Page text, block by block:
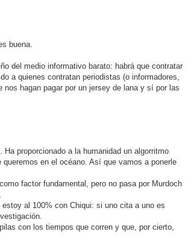
buena.
del medio informativo barato: habrá que contratar
a quienes contratan periodistas (o informadores,
hagan pagar por un jersey de lana y sí por las
Ha proporcionado a la humanidad un algorritmo
en el océano. Así que vamos a ponerle
factor fundamental, pero no pasa por Murdoch
al 100% con Chiqui: si uno cita a uno es
con los tiempos que corren y que, por cierto,